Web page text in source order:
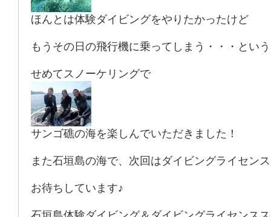
ほんとは体験ダイビングをやりたかったけど
もうその日の飛行機に乗ってしまう・・・とい
せめてスノーケリングで
サンゴ礁の海を楽しんでいただきました！
また石垣島の海で、次回はダイビングライセン
お待ちしています♪